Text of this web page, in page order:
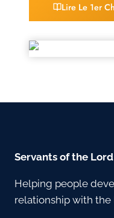
Lire Le 1er
Servants of the
Helping people
relationship with the